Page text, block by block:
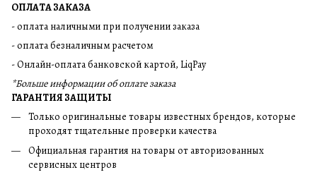
ОПЛАТА ЗАКАЗА
- оплата наличными при получении заказа
- оплата безналичным расчетом
- Онлайн-оплата банковской картой, LiqPay
*Больше информации об оплате заказа
ГАРАНТИЯ ЗАЩИТЫ
Только оригинальные товары известных брендов, которые
проходят тщательные проверки качества
Официальная гарантия на товары от авторизованных
сервисных центров